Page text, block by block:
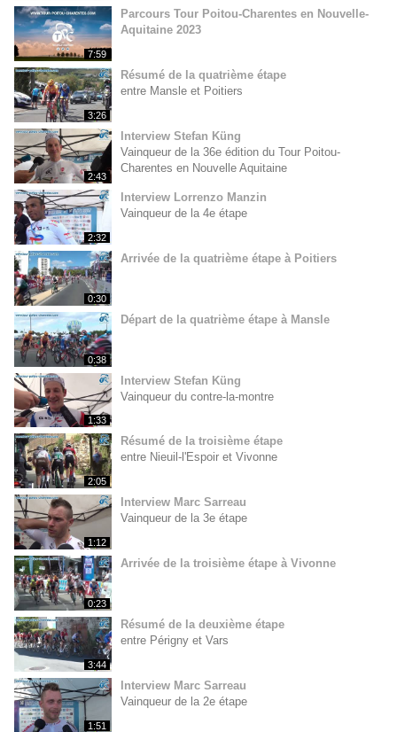
7:59
Parcours Tour Poitou-Charentes en Nouvelle-
Aquitaine 2023
3:26
Résumé de la quatrième étape
entre Mansle et Poitiers
2:43
Interview Stefan Küng
Vainqueur de la 36e édition du Tour Poitou-
Charentes en Nouvelle Aquitaine
2:32
Interview Lorrenzo Manzin
Vainqueur de la 4e étape
0:30
Arrivée de la quatrième étape à Poitiers
0:38
Départ de la quatrième étape à Mansle
1:33
Interview Stefan Küng
Vainqueur du contre-la-montre
2:05
Résumé de la troisième étape
entre Nieuil-l'Espoir et Vivonne
1:12
Interview Marc Sarreau
Vainqueur de la 3e étape
0:23
Arrivée de la troisième étape à Vivonne
3:44
Résumé de la deuxième étape
entre Périgny et Vars
1:51
Interview Marc Sarreau
Vainqueur de la 2e étape